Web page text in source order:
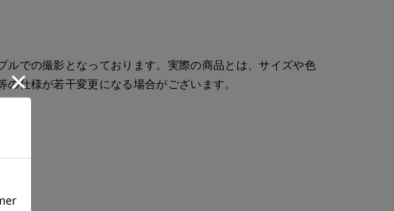
摩南大沢店
SUPERIOR CLOSET
ao
ao
ルでの撮影となっております。実際の商品とは、サイズや色
の仕様が若干変更になる場合がございます。